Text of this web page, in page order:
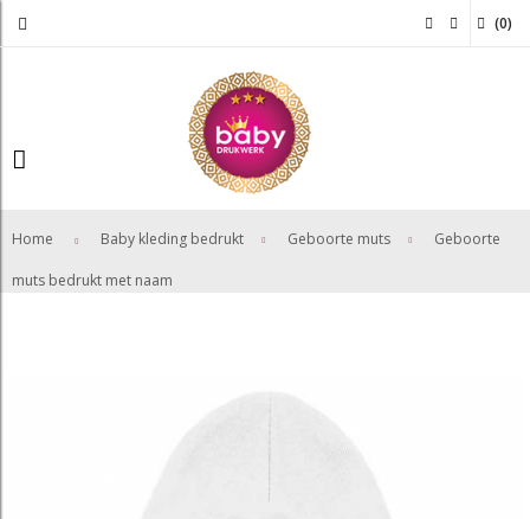
(0)
Home Baby kleding bedrukt Geboorte muts Geboorte
muts bedrukt met naam